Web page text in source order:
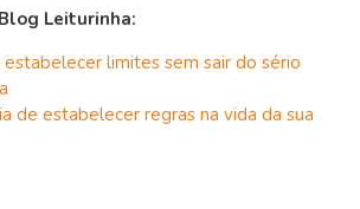
Leiturinha:
estabelecer limites sem sair do sério
de estabelecer regras na vida da sua